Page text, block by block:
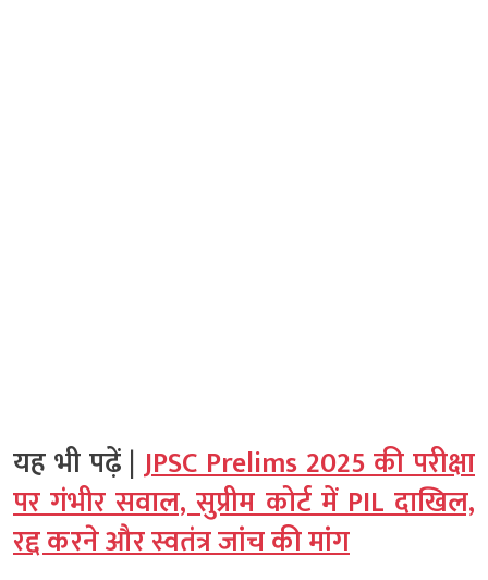
यह भी पढ़ें | JPSC Prelims 2025 की परीक्षा
पर गंभीर सवाल, सुप्रीम कोर्ट में PIL दाखिल,
रद्द करने और स्वतंत्र जांच की मांग